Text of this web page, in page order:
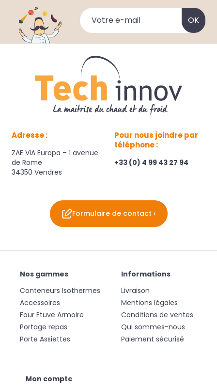
Adresse :
ZAE VIA Europa – 1 avenue
de Rome
34350 Vendres
Pour nous joindre par
téléphone :
+33 (0) 4 99 43 27 94
Formulaire de contact ›
Nos gammes
Conteneurs Isothermes
Accessoires
Four Etuve Armoire
Portage repas
Porte Assiettes
Informations
Livraison
Mentions légales
Conditions de ventes
Qui sommes-nous
Paiement sécurisé
Mon compte